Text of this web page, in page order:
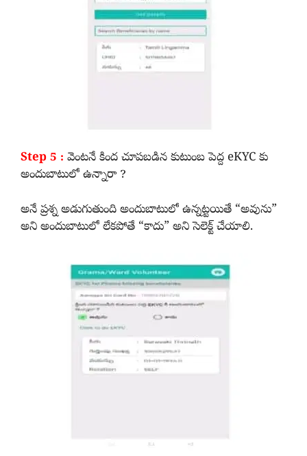
Step 5 : వెంటనే కింద చూపబడిన కుటుంబ పెద్ద eKYC కు
అందుబాటులో ఉన్నారా ?
అనే ప్రశ్న అడుగుతుంది అందుబాటులో ఉన్నట్టయితే “అవును”
అని అందుబాటులో లేకపోతే “కాదు” అని సెలెక్ట్ చేయాలి.